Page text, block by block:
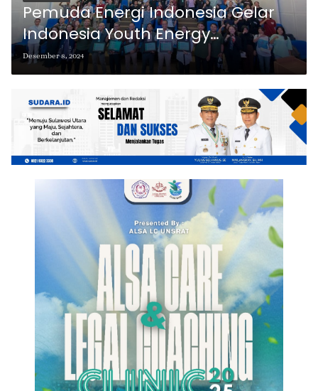
Pemuda Energi Indonesia Gelar
Indonesia Youth Energy
Conference (IYEC) 2024 di Unsrat
Manado, Bahas Ketahanan
Energi, Pangan, dan Ekonomi
Nasional
Desember 8, 2024